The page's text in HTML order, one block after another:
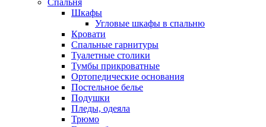
Спальня
Шкафы
Угловые шкафы в спальню
Кровати
Спальные гарнитуры
Туалетные столики
Тумбы прикроватные
Ортопедические основания
Постельное белье
Подушки
Пледы, одеяла
Трюмо